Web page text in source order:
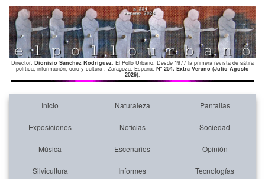
Director: Dionisio Sánchez Rodríguez. El Pollo Urbano. Desde 1977 la primera revista de sátira
política, información, ocio y cultura . Zaragoza. España. Nº 254. Extra Verano (Julio Agosto
2026).
Inicio Naturaleza Pantallas
Exposiciones Noticias Sociedad
Música Escenarios Opinión
Silvicultura Informes Tecnologías